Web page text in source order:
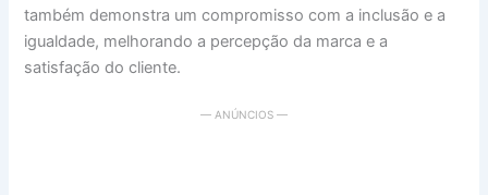
também demonstra um compromisso com a inclusão e a
igualdade, melhorando a percepção da marca e a
satisfação do cliente.
— ANÚNCIOS —